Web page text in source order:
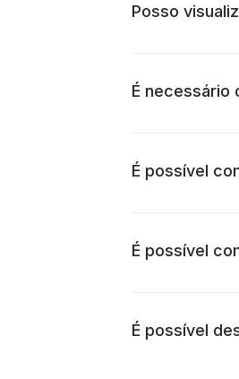
Posso
É necessário
É possível
É possível
É possível